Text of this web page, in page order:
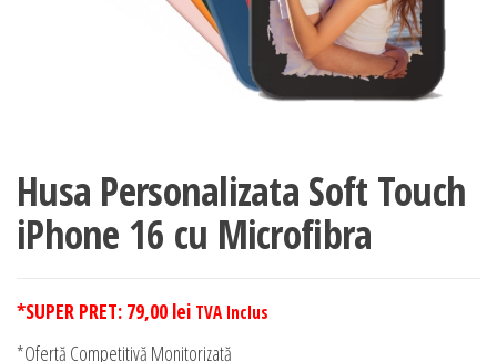
Husa Personalizata Soft Touch
iPhone 16 cu Microfibra
*SUPER PRET: 79,00 lei TVA Inclus
*Ofertă Competitivă Monitorizată